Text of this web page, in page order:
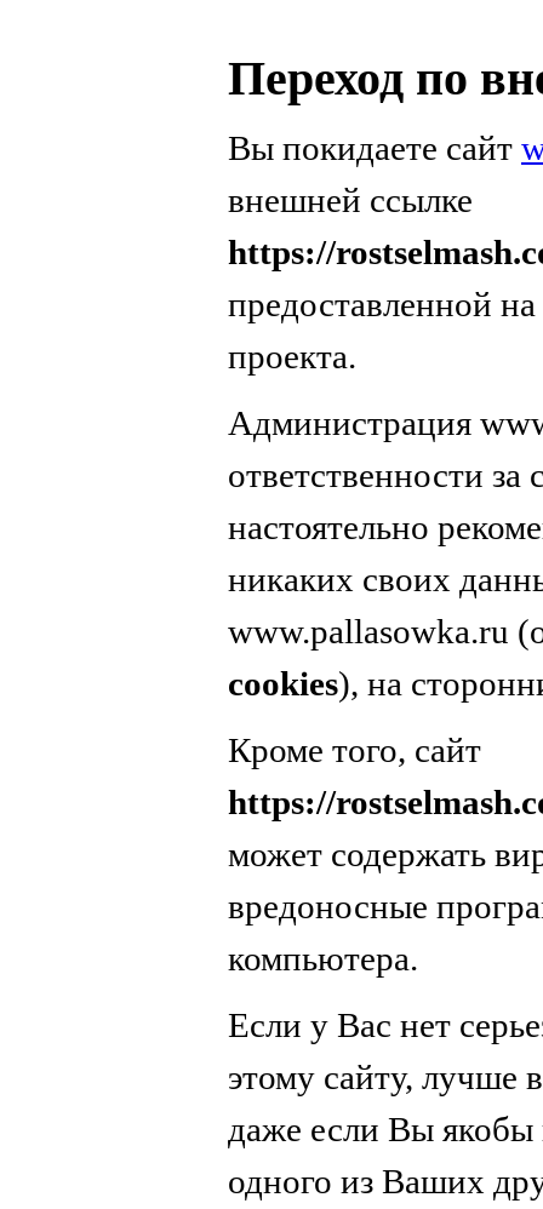
Переход по
Вы покидаете сайт
внешней ссылке
https://
предоставленной
проекта.
Администрация
ответственности
настоятельно
никаких своих
www.pallasowka.ru
cookies), на
Кроме того, сайт
https://
может содержать
вредоносные
компьютера.
Если у Вас нет
этому сайту, лучше
даже если Вы якобы
одного из Ваших